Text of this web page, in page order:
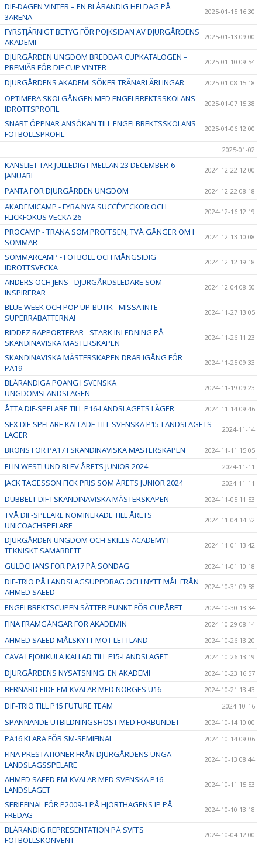
DIF-DAGEN VINTER – EN BLÅRANDIG HELDAG PÅ
3ARENA
2025-01-15 16:30
FYRSTJÄRNIGT BETYG FÖR POJKSIDAN AV DJURGÅRDENS
AKADEMI
2025-01-13 09:00
DJURGÅRDEN UNGDOM BREDDAR CUPKATALOGEN –
PREMIÄR FÖR DIF CUP VINTER
2025-01-10 09:54
DJURGÅRDENS AKADEMI SÖKER TRÄNARLÄRLINGAR 2025-01-08 15:18
OPTIMERA SKOLGÅNGEN MED ENGELBREKTSSKOLANS
IDROTTSPROFIL
2025-01-07 15:38
SNART ÖPPNAR ANSÖKAN TILL ENGELBREKTSSKOLANS
FOTBOLLSPROFIL
2025-01-06 12:00
2025-01-02
KANSLIET TAR JULLEDIGT MELLAN 23 DECEMBER-6
JANUARI
2024-12-22 12:00
PANTA FÖR DJURGÅRDEN UNGDOM 2024-12-22 08:18
AKADEMICAMP - FYRA NYA SUCCÉVECKOR OCH
FLICKFOKUS VECKA 26
2024-12-16 12:19
PROCAMP - TRÄNA SOM PROFFSEN, TVÅ GÅNGER OM I
SOMMAR
2024-12-13 10:08
SOMMARCAMP - FOTBOLL OCH MÅNGSIDIG
IDROTTSVECKA
2024-12-12 19:18
ANDERS OCH JENS - DJURGÅRDSLEDARE SOM
INSPIRERAR
2024-12-04 08:50
BLUE WEEK OCH POP UP-BUTIK - MISSA INTE
SUPERRABATTERNA!
2024-11-27 13:05
RIDDEZ RAPPORTERAR - STARK INLEDNING PÅ
SKANDINAVISKA MÄSTERSKAPEN
2024-11-26 11:23
SKANDINAVISKA MÄSTERSKAPEN DRAR IGÅNG FÖR
PA19
2024-11-25 09:33
BLÅRANDIGA POÄNG I SVENSKA
UNGDOMSLANDSLAGEN
2024-11-19 09:23
ÅTTA DIF-SPELARE TILL P16-LANDSLAGETS LÄGER 2024-11-14 09:46
SEX DIF-SPELARE KALLADE TILL SVENSKA P15-LANDSLAGETS
LÄGER
2024-11-14
BRONS FÖR PA17 I SKANDINAVISKA MÄSTERSKAPEN 2024-11-11 15:05
ELIN WESTLUND BLEV ÅRETS JUNIOR 2024 2024-11-11
JACK TAGESSON FICK PRIS SOM ÅRETS JUNIOR 2024 2024-11-11
DUBBELT DIF I SKANDINAVISKA MÄSTERSKAPEN 2024-11-05 11:53
TVÅ DIF-SPELARE NOMINERADE TILL ÅRETS
UNICOACHSPELARE
2024-11-04 14:52
DJURGÅRDEN UNGDOM OCH SKILLS ACADEMY I
TEKNISKT SAMARBETE
2024-11-01 13:42
GULDCHANS FÖR PA17 PÅ SÖNDAG 2024-11-01 10:18
DIF-TRIO PÅ LANDSLAGSUPPDRAG OCH NYTT MÅL FRÅN
AHMED SAEED
2024-10-31 09:58
ENGELBREKTSCUPEN SÄTTER PUNKT FÖR CUPÅRET 2024-10-30 13:34
FINA FRAMGÅNGAR FÖR AKADEMIN 2024-10-29 08:14
AHMED SAEED MÅLSKYTT MOT LETTLAND 2024-10-26 13:20
CAVA LEJONKULA KALLAD TILL F15-LANDSLAGET 2024-10-26 13:19
DJURGÅRDENS NYSATSNING: EN AKADEMI 2024-10-23 16:57
BERNARD EIDE EM-KVALAR MED NORGES U16 2024-10-21 13:43
DIF-TRIO TILL P15 FUTURE TEAM 2024-10-16
SPÄNNANDE UTBILDNINGSHÖST MED FÖRBUNDET 2024-10-14 10:00
PA16 KLARA FÖR SM-SEMIFINAL 2024-10-14 09:06
FINA PRESTATIONER FRÅN DJURGÅRDENS UNGA
LANDSLAGSSPELARE
2024-10-13 08:44
AHMED SAEED EM-KVALAR MED SVENSKA P16-
LANDSLAGET
2024-10-11 15:53
SERIEFINAL FÖR P2009-1 PÅ HJORTHAGENS IP PÅ
FREDAG
2024-10-10 13:18
BLÅRANDIG REPRESENTATION PÅ SVFFS
FOTBOLLSKONVENT
2024-10-04 12:00